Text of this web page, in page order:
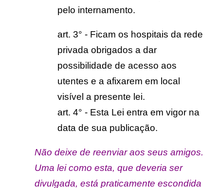
pelo internamento.
art. 3° - Ficam os hospitais da rede
privada obrigados a dar
possibilidade de acesso aos
utentes e a afixarem em local
visível a presente lei.
art. 4° - Esta Lei entra em vigor na
data de sua publicação.
Não deixe de reenviar aos seus amigos.
Uma lei como esta, que deveria ser
divulgada, está praticamente escondida